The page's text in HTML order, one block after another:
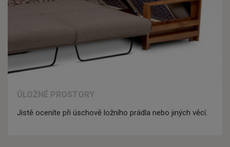
ÚLOŽNÉ PROSTORY
Jistě oceníte při úschově ložního prádla nebo jiných věcí.